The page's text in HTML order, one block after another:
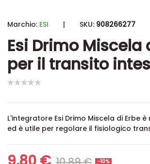
Marchio: ESI | SKU: 908266277
Esi Drimo Miscela
per il transito
L'integratore Esi Drimo Miscela di Erbe è
ed è utile per regolare il fisiologico
-10%